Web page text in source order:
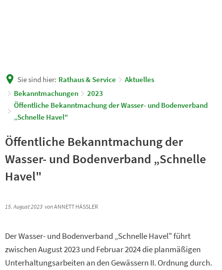
Sie sind hier: Rathaus & Service
Aktuelles
Bekanntmachungen
2023
Öffentliche Bekanntmachung der Wasser- und Bodenverband
„Schnelle Havel"
Öffentliche Bekanntmachung der
Wasser- und Bodenverband „Schnelle
Havel"
15. August 2023 vonANNETT HÄSSLER
Der Wasser- und Bodenverband „Schnelle Havel" führt
zwischen August 2023 und Februar 2024 die planmäßigen
Unterhaltungsarbeiten an den Gewässern II. Ordnung durch.